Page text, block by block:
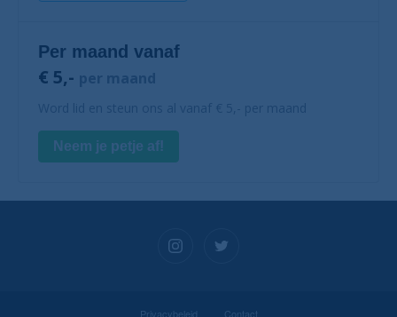
Per maand vanaf
€ 5,- per maand
Word lid en steun ons al vanaf € 5,- per maand
Neem je petje af!
Privacybeleid Contact